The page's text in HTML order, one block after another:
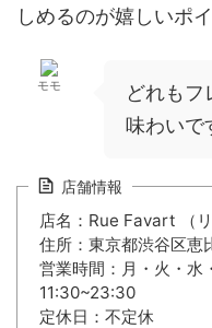
しめるのが嬉しいポ
モモ
どれもフ
味わいで
店舗情報
店名：Rue Favart （リ
住所：東京都渋谷区恵
営業時間：月・火・
11:30~23:30
定休日：不定休